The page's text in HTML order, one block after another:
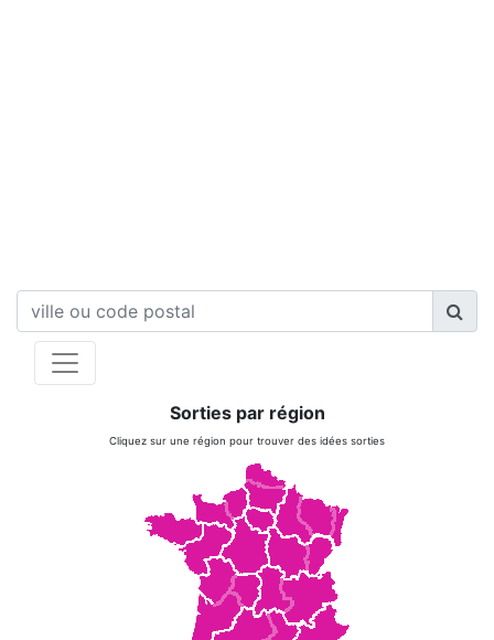
Sorties par région
Cliquez sur une région pour trouver des idées sorties